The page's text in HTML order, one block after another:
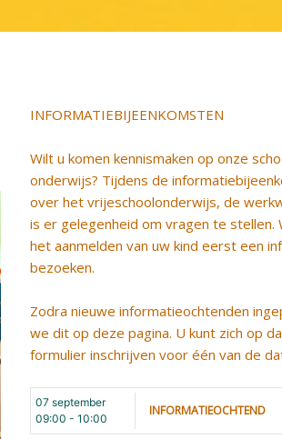
INFORMATIEBIJEENKOMSTEN
Wilt u komen kennismaken op onze
onderwijs? Tijdens de
over het vrijeschoolonderwijs, de
is er gelegenheid om vragen te stellen.
het aanmelden van uw kind eerst een
bezoeken.
Zodra nieuwe informatieochtenden
we dit op deze pagina. U kunt zich op
formulier inschrijven voor één van de
07 september
09:00 - 10:00
INFORMATIEOCHTEND